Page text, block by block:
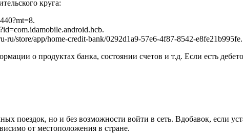
круга:
store/app/home-credit-bank/0292d1a9-57e6-4f87-8542-e8fe21b995fe.
о продуктах банка, состоянии счетов и т.д. Если есть
поездок, но и без возможности войти в сеть. Вдобавок, если
от местоположения в стране.